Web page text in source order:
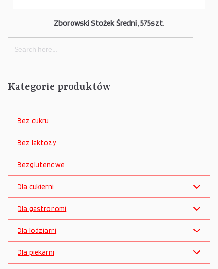
Zborowski Stożek Średni, 575szt.
Search
for:
Kategorie produktów
Bez cukru
Bez laktozy
Bezglutenowe
Dla cukierni
Dla gastronomi
Dla lodziarni
Dla piekarni